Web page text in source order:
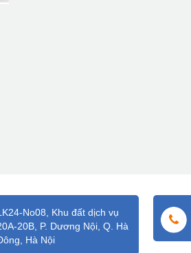
No08, Khu đất dịch vụ
20B, P. Dương Nội, Q. Hà
Hà Nội